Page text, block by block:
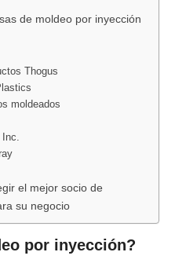
de moldeo por inyección
Thogus
moldeados
el mejor socio de
su negocio
por inyección?